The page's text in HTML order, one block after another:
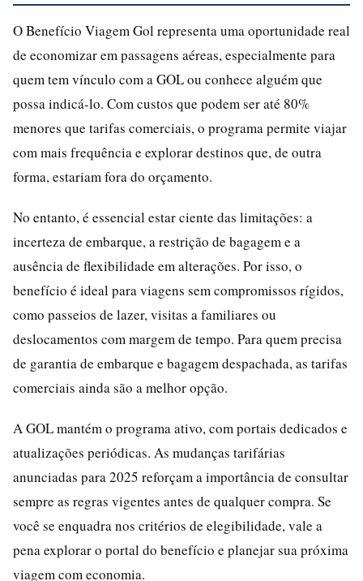
O Benefício Viagem Gol representa uma oportunidade real
de economizar em passagens aéreas, especialmente para
quem tem vínculo com a GOL ou conhece alguém que
possa indicá-lo. Com custos que podem ser até 80%
menores que tarifas comerciais, o programa permite viajar
com mais frequência e explorar destinos que, de outra
forma, estariam fora do orçamento.
No entanto, é essencial estar ciente das limitações: a
incerteza de embarque, a restrição de bagagem e a
ausência de flexibilidade em alterações. Por isso, o
benefício é ideal para viagens sem compromissos rígidos,
como passeios de lazer, visitas a familiares ou
deslocamentos com margem de tempo. Para quem precisa
de garantia de embarque e bagagem despachada, as tarifas
comerciais ainda são a melhor opção.
A GOL mantém o programa ativo, com portais dedicados e
atualizações periódicas. As mudanças tarifárias
anunciadas para 2025 reforçam a importância de consultar
sempre as regras vigentes antes de qualquer compra. Se
você se enquadra nos critérios de elegibilidade, vale a
pena explorar o portal do benefício e planejar sua próxima
viagem com economia.